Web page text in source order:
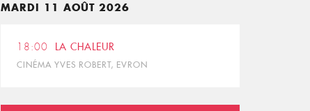
MARDI 11 AOÛT 2026
18:00 LA CHALEUR
CINÉMA YVES ROBERT, EVRON